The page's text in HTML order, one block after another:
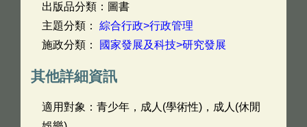
出版品分類：圖書
主題分類： 綜合行政>行政管理
施政分類：
國家發展及科技>研究發展
其他詳細資訊
適用對象：青少年，成人(學術性)，成人(休閒